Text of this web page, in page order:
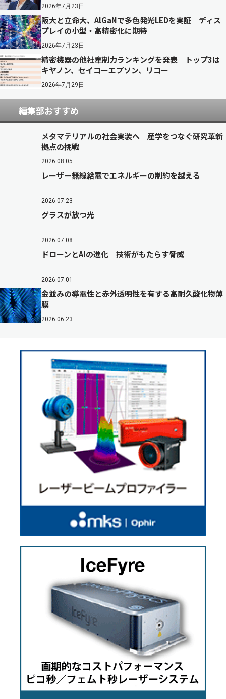
2026年7月23日
阪大と立命大、AlGaNで多色発光LEDを実証 ディス
プレイの小型・高精密化に期待
2026年7月23日
精密機器の他社牽制力ランキングを発表 トップ3は
キヤノン、セイコーエプソン、リコー
2026年7月29日
編集部おすすめ
メタマテリアルの社会実装へ 産学をつなぐ研究革新
拠点の挑戦
2026.08.05
レーザー無線給電でエネルギーの制約を越える
2026.07.23
グラスが放つ光
2026.07.08
ドローンとAIの進化 技術がもたらす脅威
2026.07.01
金並みの導電性と赤外透明性を有する高耐久酸化物薄
膜
2026.06.23